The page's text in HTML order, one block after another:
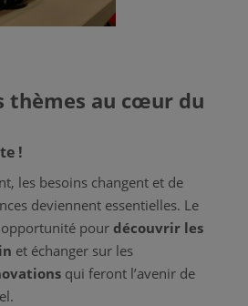
thèmes au cœur du
!
les besoins changent et de
deviennent essentielles. Le
pour découvrir les
et échanger sur les
qui feront l’avenir de